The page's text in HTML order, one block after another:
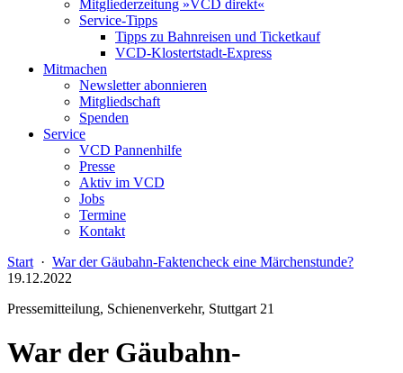
Mitgliederzeitung »VCD direkt«
Service-Tipps
Tipps zu Bahnreisen und Ticketkauf
VCD-Klostertstadt-Express
Mitmachen
Newsletter abonnieren
Mitgliedschaft
Spenden
Service
VCD Pannenhilfe
Presse
Aktiv im VCD
Jobs
Termine
Kontakt
Start · War der Gäubahn-Faktencheck eine Märchenstunde?
19.12.2022
Pressemitteilung, Schienenverkehr, Stuttgart 21
War der Gäubahn-